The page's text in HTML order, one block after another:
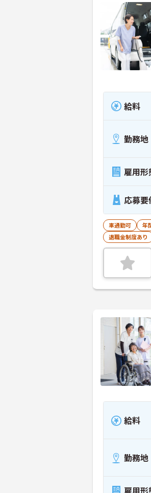
給料
勤務地
雇用形
応募要
車通勤可 年
退職金制度あり
給料
勤務地
雇用形